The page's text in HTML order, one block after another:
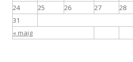
« maig
24
25 26 27 28
31